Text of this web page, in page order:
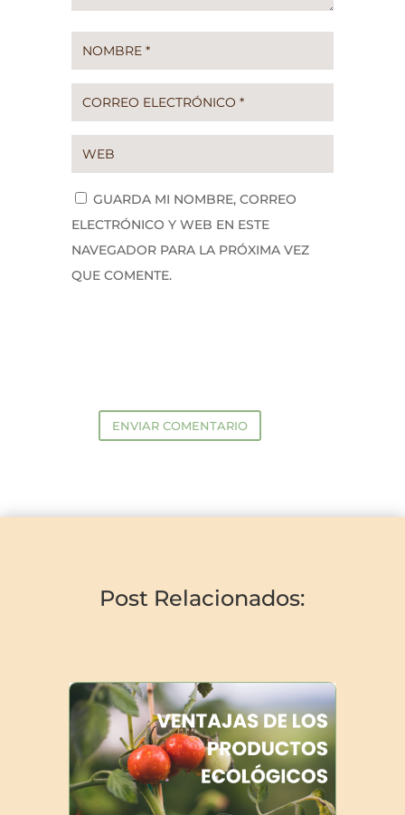
GUARDA MI NOMBRE, CORREO
ELECTRÓNICO Y WEB EN ESTE
NAVEGADOR PARA LA PRÓXIMA VEZ
QUE COMENTE.
ENVIAR COMENTARIO
Post Relacionados: